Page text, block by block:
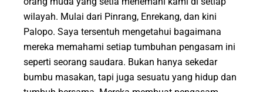
wilayah. Mulai dari Pinrang, Enrekang, dan kini
Palopo. Saya tersentuh mengetahui bagaimana
mereka memahami setiap tumbuhan pengasam ini
seperti seorang saudara. Bukan hanya sekedar
bumbu masakan, tapi juga sesuatu yang hidup dan